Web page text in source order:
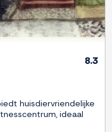
8.3
huisdiervriendelijke
ideaal